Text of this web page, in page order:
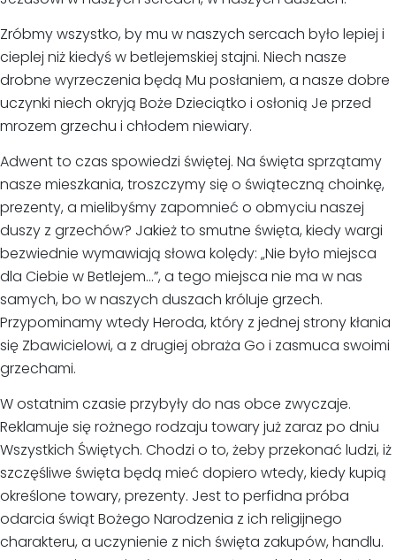
Zróbmy wszystko, by mu w naszych sercach było lepiej i
cieplej niż kiedyś w betlejemskiej stajni. Niech nasze
drobne wyrzeczenia będą Mu posłaniem, a nasze dobre
uczynki niech okryją Boże Dzieciątko i osłonią Je przed
mrozem grzechu i chłodem niewiary.
Adwent to czas spowiedzi świętej. Na święta sprzątamy
nasze mieszkania, troszczymy się o świąteczną choinkę,
prezenty, a mielibyśmy zapomnieć o obmyciu naszej
duszy z grzechów? Jakież to smutne święta, kiedy wargi
bezwiednie wymawiają słowa kolędy: „Nie było miejsca
dla Ciebie w Betlejem…”, a tego miejsca nie ma w nas
samych, bo w naszych duszach króluje grzech.
Przypominamy wtedy Heroda, który z jednej strony kłania
się Zbawicielowi, a z drugiej obraża Go i zasmuca swoimi
grzechami.
W ostatnim czasie przybyły do nas obce zwyczaje.
Reklamuje się rożnego rodzaju towary już zaraz po dniu
Wszystkich Świętych. Chodzi o to, żeby przekonać ludzi, iż
szczęśliwe święta będą mieć dopiero wtedy, kiedy kupią
określone towary, prezenty. Jest to perfidna próba
odarcia świąt Bożego Narodzenia z ich religijnego
charakteru, a uczynienie z nich święta zakupów, handlu.